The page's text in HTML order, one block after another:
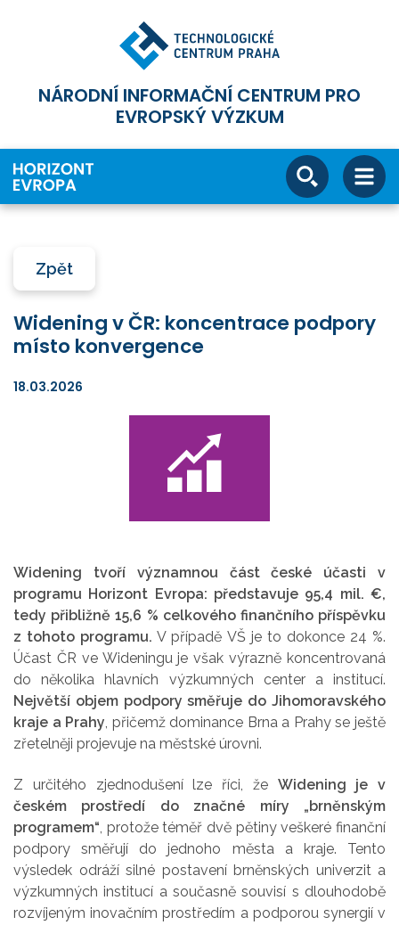
NÁRODNÍ INFORMAČNÍ CENTRUM PRO
EVROPSKÝ VÝZKUM
Zpět
Widening v ČR: koncentrace podpory
místo konvergence
18.03.2026
Widening tvoří významnou část české účasti v
programu Horizont Evropa: představuje 95,4 mil. €,
tedy přibližně 15,6 % celkového finančního příspěvku
z tohoto programu. V případě VŠ je to dokonce 24 %.
Účast ČR ve Wideningu je však výrazně koncentrovaná
do několika hlavních výzkumných center a institucí.
Největší objem podpory směřuje do Jihomoravského
kraje a Prahy, přičemž dominance Brna a Prahy se ještě
zřetelněji projevuje na městské úrovni.
Z určitého zjednodušení lze říci, že Widening je v
českém prostředí do značné míry „brněnským
programem“, protože téměř dvě pětiny veškeré finanční
podpory směřují do jednoho města a kraje. Tento
výsledek odráží silné postavení brněnských univerzit a
výzkumných institucí a současně souvisí s dlouhodobě
rozvíjeným inovačním prostředím a podporou synergií v